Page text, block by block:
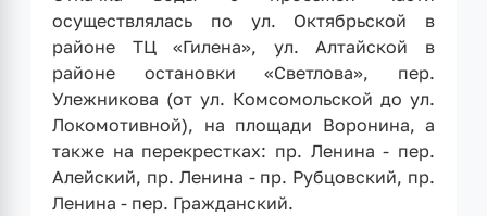
осуществлялась по ул. Октябрьской в
районе ТЦ «Гилена», ул. Алтайской в
районе остановки «Светлова», пер.
Улежникова (от ул. Комсомольской до ул.
Локомотивной), на площади Воронина, а
также на перекрестках: пр. Ленина - пер.
Алейский, пр. Ленина - пр. Рубцовский, пр.
Ленина - пер. Гражданский.